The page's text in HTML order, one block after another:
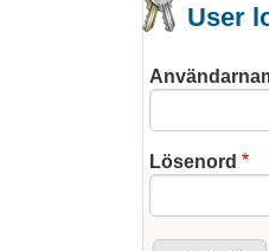
User
Lösenord